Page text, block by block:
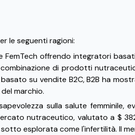
le seguenti ragioni:
FemTech offrendo integratori
di prodotti
su vendite B2C, B2B ha
marchio.
sulla salute femminile,
nutraceutico, valutato a $
esplorata come l'infertilità. Il